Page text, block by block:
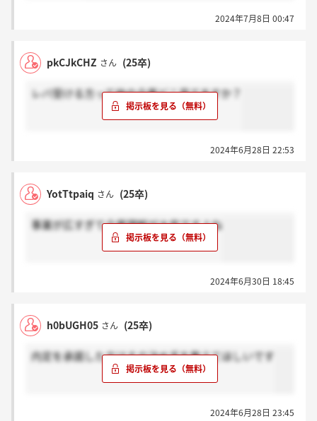
2024年7月8日 00:47
pkCJkCHZ さん (25卒)
レバ受ける方って他の企業どこ見てますか？
2024年6月28日 22:53
YotTtpaiq さん (25卒)
事業が広すぎて企業理解が大変ですよね
2024年6月30日 18:45
h0bUGH05 さん (25卒)
内定を承諾した方はその決め手を教えてほしいです
2024年6月28日 23:45